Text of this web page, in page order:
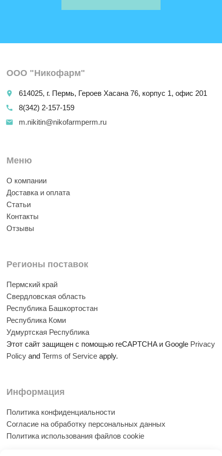
ООО "Никофарм"
place 614025, г. Пермь, Героев Хасана 76, корпус 1, офис 201
call 8(342) 2-157-159
email m.nikitin@nikofarmperm.ru
Меню
О компании
Доставка и оплата
Статьи
Контакты
Отзывы
Регионы поставок
Пермский край
Свердловская область
Республика Башкортостан
Республика Коми
Удмуртская Республика
Этот сайт защищен с помощью reCAPTCHA и Google Privacy
Policy andTerms of Service apply.
Информация
Политика конфиденциальности
Согласие на обработку персональных данных
Политика использования файлов cookie